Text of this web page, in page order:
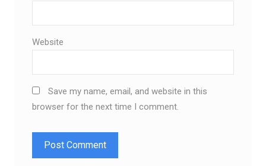
Website
Save my name, email, and website in this
browser for the next time I comment.